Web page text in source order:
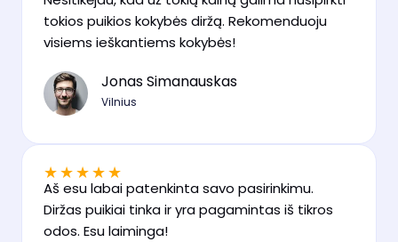
tokios puikios kokybės diržą. Rekomenduoju
visiems ieškantiems kokybės!
Jonas Simanauskas
Vilnius
★★★★★
Aš esu labai patenkinta savo pasirinkimu.
Diržas puikiai tinka ir yra pagamintas iš tikros
odos. Esu laiminga!